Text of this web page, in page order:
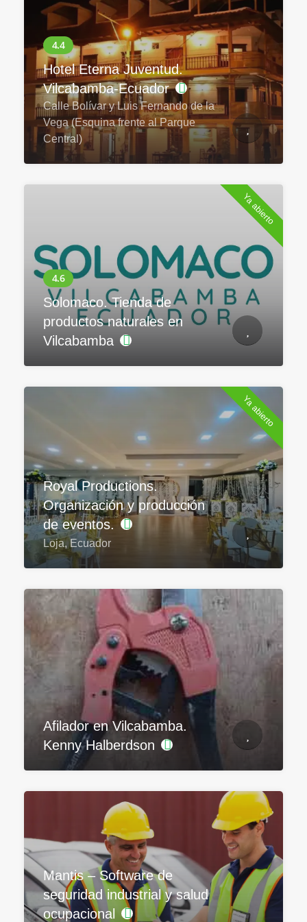
Hotel Eterna Juventud.
Vilcabamba-Ecuador
Calle Bolívar y Luis Fernando de la
Vega (Esquina frente al Parque
Central)
Ya abierto
Solomaco. Tienda de
productos naturales en
Vilcabamba
Ya abierto
Royal Productions.
Organización y producción
de eventos.
Loja, Ecuador
Afilador en Vilcabamba.
Kenny Halberdson
Mantis – Software de
seguridad industrial y salud
ocupacional